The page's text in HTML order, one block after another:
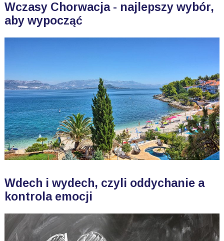
Wczasy Chorwacja - najlepszy wybór,
aby wypocząć
Wdech i wydech, czyli oddychanie a
kontrola emocji